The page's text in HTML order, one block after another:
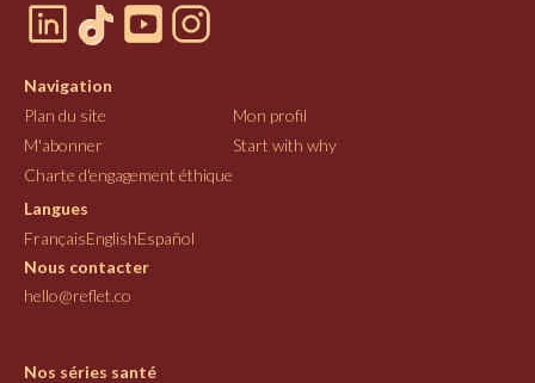
Navigation
Plan du site
Mon profil
M'abonner
Start with why
Charte d'engagement éthique
Langues
FrançaisEnglishEspañol
Nous contacter
hello@reflet.co
Nos séries santé